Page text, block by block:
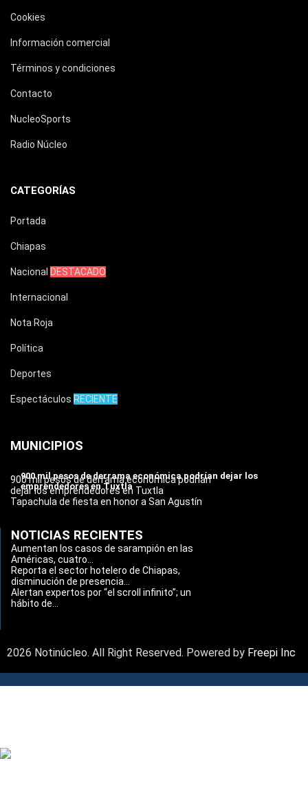
Cookies
Información comercial
Términos y condiciones
Contacto
NucleoSports
Radio Núcleo
CATEGORÍAS
Portada
Chiapas
Nacional DESTACADO
Internacional
Nota Roja
Política
Deportes
Espectáculos RECIENTE
MUNICIPIOS
900 mil pesos de derrama económica podrían dejar los
emprendedores en Tuxtla
900 mil pesos de derrama económica podrían
dejar los emprendedores en Tuxtla
Tapachula de fiesta en honor a San Agustín
NOTICIAS RECIENTES
Aumentan los casos de sarampión en las
Américas, cuatro...
Reporta el sector hotelero de Chiapas,
disminución de presencia...
Alertan expertos por “el scroll infinito”; un
hábito de...
2026 Notinúcleo. All Right Reserved. Powered by Freepi Inc